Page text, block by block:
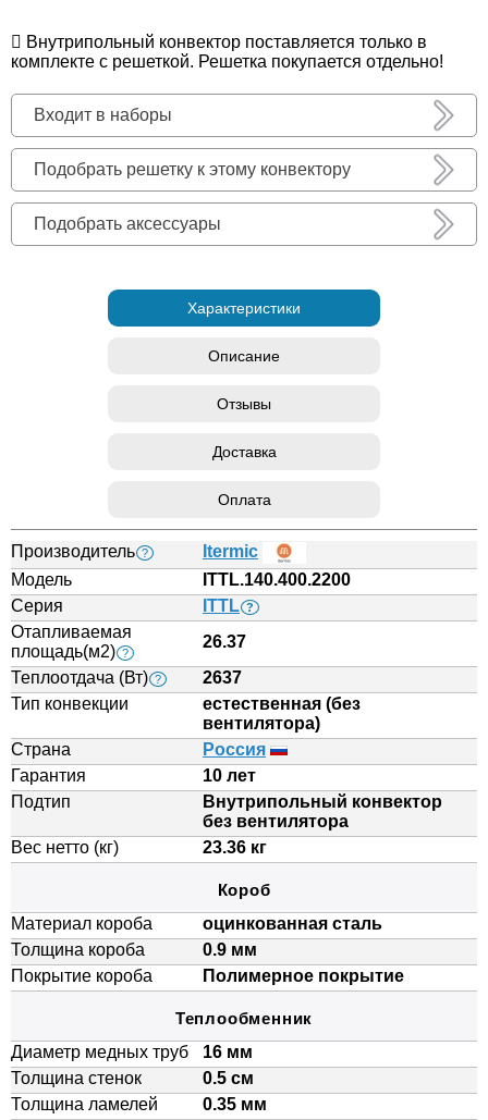
Внутрипольный конвектор поставляется только в
комплекте с решеткой. Решетка покупается отдельно!
Входит в наборы
Подобрать решетку к этому конвектору
Подобрать аксессуары
Характеристики
Описание
Отзывы
Доставка
Оплата
Производитель ?
Itermic
Модель
ITTL.140.400.2200
Серия
ITTL ?
Отапливаемая
площадь(м2) ?
26.37
Теплоотдача (Вт) ?
2637
Тип конвекции
естественная (без
вентилятора)
Страна
Россия
Гарантия
10 лет
Подтип
Внутрипольный конвектор
без вентилятора
Вес нетто (кг)
23.36 кг
Короб
Материал короба
оцинкованная сталь
Толщина короба
0.9 мм
Покрытие короба
Полимерное покрытие
Теплообменник
Диаметр медных труб
16 мм
Толщина стенок
0.5 см
Толщина ламелей
0.35 мм